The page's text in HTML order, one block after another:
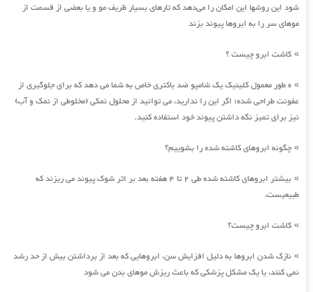
شود این روشها این امکان را می‌دهد که تارهای بسیار ظریف مو و یا بعضی از قسمت از
موهای سر را به ابروها پیوند بزند
» کاشت ابرو چیست ؟
» ه طور معمول کلینیک یک شامپو ضد باکتری خاص به شما می دهد که برای جلوگیری از
عفونت طراحی شده؛ اگر این را ندارید، می توانید از محلول نمکی (مخلوطی از نمک و آب)
نیز برای تمیز نگه داشتن پیوند خود استفاده کنید.
» چگونه ابروهای کاشته شده را بشوییم؟
»
بیشتر ابروهای کاشته شده طی 2 تا 4 هفته بعد بر اثر شوک پیوند می ریزند که
طبیعیست،
» کاشت ابرو چیست؟
» نازک شدن ابروها به دلیل افزایش سن، ابروهایی که بعد از برداشتن بیش از حد رشد
نمی کنند، یا یک مشکل پزشکی که باعث ریزش موهای بدن می شود